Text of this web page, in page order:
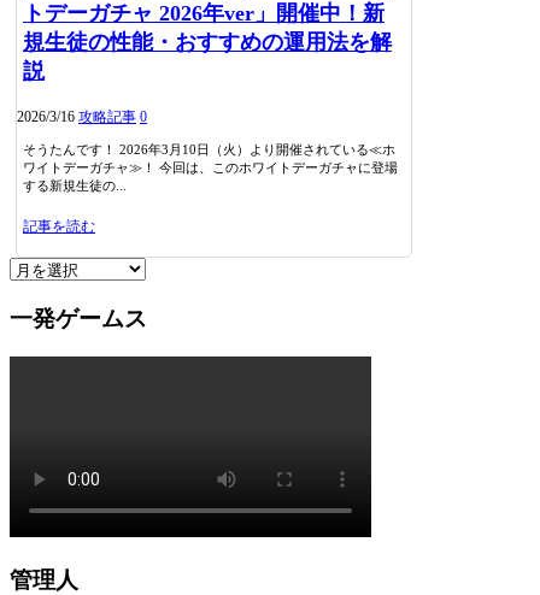
トデーガチャ 2026年ver」開催中！新
規生徒の性能・おすすめの運用法を解
説
2026/3/16 攻略記事 0
そうたんです！ 2026年3月10日（火）より開催されている≪ホ
ワイトデーガチャ≫！ 今回は、このホワイトデーガチャに登場
する新規生徒の...
記事を読む
一発ゲームス
管理人